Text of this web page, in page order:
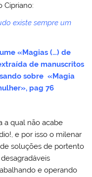
Cipriano:
existe sempre um
«Magias (…) de
de manuscritos
sobre «Magia
pag 76
a qual não acabe
e por isso o milenar
soluções de portento
e operando